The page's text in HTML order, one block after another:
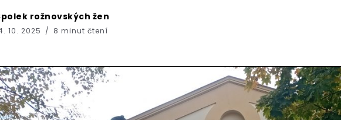
rožnovských žen
10. 2025 8 minut čtení